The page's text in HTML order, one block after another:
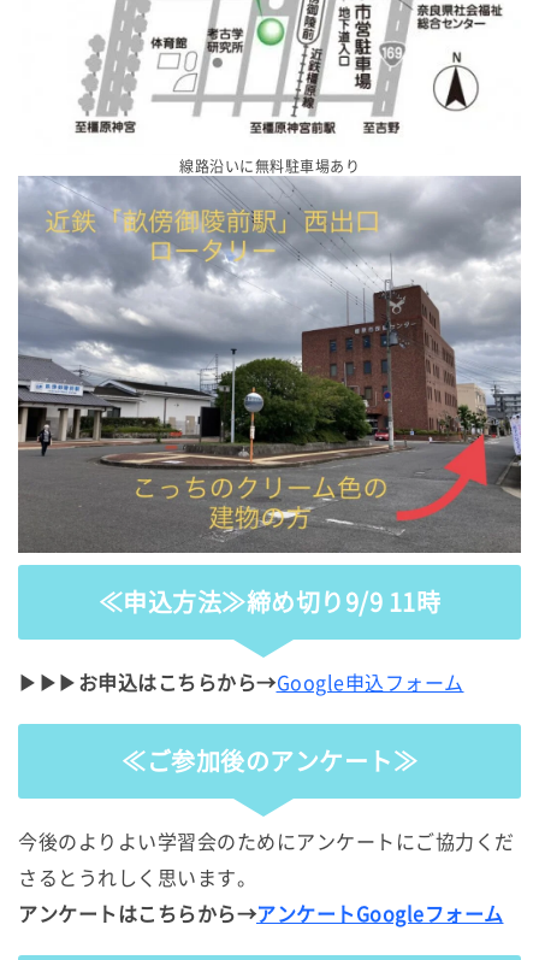
線路沿いに無料駐車場あり
≪申込方法≫締め切り9/9 11時
▶▶▶お申込はこちらから→Google申込フォーム
≪ご参加後のアンケート≫
今後のよりよい学習会のためにアンケートにご協力くだ
さるとうれしく思います。
アンケートはこちらから→アンケートGoogleフォーム